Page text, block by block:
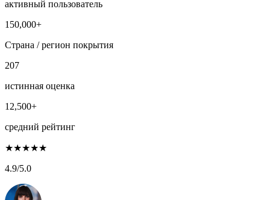
активный пользователь
150,000+
Страна / регион покрытия
207
истинная оценка
12,500+
средний рейтинг
★★★★★
4.9/5.0